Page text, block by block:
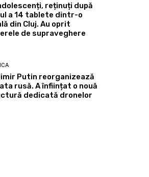
reținuți după
a 14 tablete dintr-o
din Cluj. Au oprit
de supraveghere
Putin reorganizează
rusă. A înființat o nouă
dedicată dronelor